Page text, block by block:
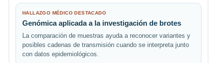
HALLAZGO MÉDICO DESTACADO
Genómica aplicada a la investigación de brotes
La comparación de muestras ayuda a reconocer variantes y
posibles cadenas de transmisión cuando se interpreta junto
con datos epidemiológicos.